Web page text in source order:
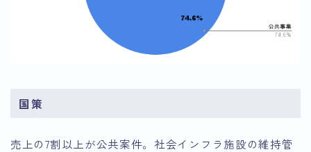
国策
売上の7割以上が公共案件。社会インフラ施設の維持管